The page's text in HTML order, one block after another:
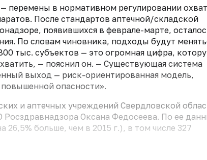
перемены в нормативном регулировании
После стандартов аптечной/складской
появившихся в феврале-марте,
По словам чиновника, подходы будут
тыс. субъектов — это огромная цифра,
— пояснил он. — Существующая система
выход — риск-ориентированная модель,
опасности».
и аптечных учреждений Свердловской
Росздравнадзора Оксана Федосеева. По ее
больше, чем в 2015 г.), в том числе 327